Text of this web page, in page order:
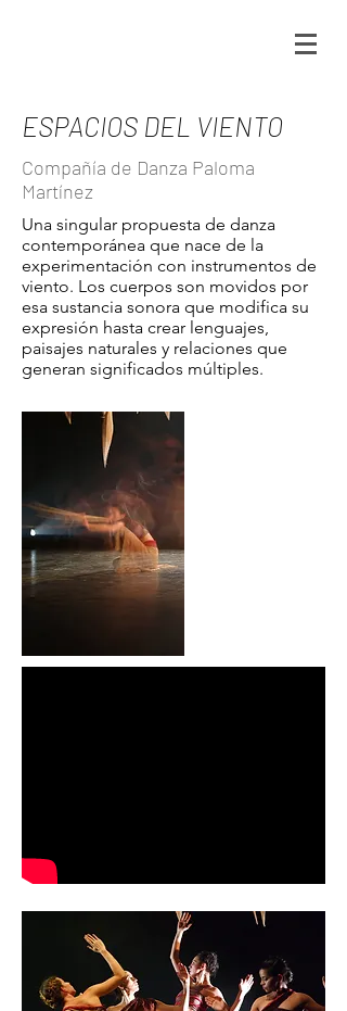
ESPACIOS DEL VIENTO
Compañía de Danza Paloma
Martínez
Una singular propuesta de danza
contemporánea que nace de la
experimentación con instrumentos de
viento. Los cuerpos son movidos por
esa sustancia sonora que modifica su
expresión hasta crear lenguajes,
paisajes naturales y relaciones que
generan significados múltiples.